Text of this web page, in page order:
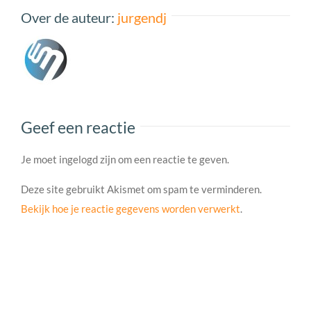
Over de auteur: jurgendj
Geef een reactie
Je moet ingelogd zijn om een reactie te geven.
Deze site gebruikt Akismet om spam te verminderen.
Bekijk hoe je reactie gegevens worden verwerkt.